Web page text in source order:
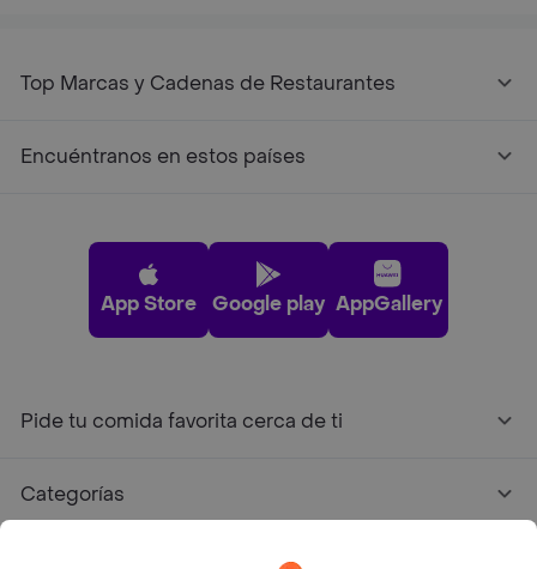
Top Marcas y Cadenas de Restaurantes
Encuéntranos en estos países
App Store Google play AppGallery
Pide tu comida favorita cerca de ti
Categorías